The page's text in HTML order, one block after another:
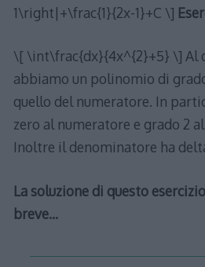
1\right|+\frac{1}{2x-1}+C \]
\[ \int\frac{dx}{4x^{2}+5} \] Al
abbiamo un polinomio di
quello del numeratore. In
zero al numeratore e grado 2
Inoltre il denominatore ha
La soluzione di questo
breve…